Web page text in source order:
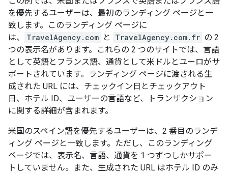
を優先するユーザーは、最初のランディング ページと一
致します。このランディング ページに
は、
TravelAgency.com と TravelAgency.com.fr の 2
つの表示名があります。これらの 2 つのサイトでは、言語
として英語とフランス語、通貨として米ドルとユーロがサ
ポートされています。ランディング ページに渡される生
成された URL には、チェックイン日とチェックアウト
日、ホテル ID、ユーザーの言語など、トランザクション
に関する詳細が含まれます。
米国のスペイン語を優先するユーザーは、2 番目のランデ
ィング ページと一致します。ただし、このランディング
ページでは、表示名、言語、通貨を 1 つずつしかサポー
トしていません。また、生成された URL はホテル ID のみ